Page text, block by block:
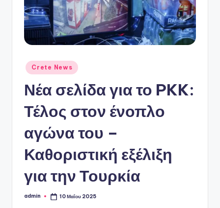
P
o
Αναρτήθηκε
σε
Crete News
Νέα σελίδα για το PKK:
Τέλος στον ένοπλο
αγώνα του –
Καθοριστική εξέλιξη
για την Τουρκία
Συγγραφέας:
admin 10 Μαΐου 2025